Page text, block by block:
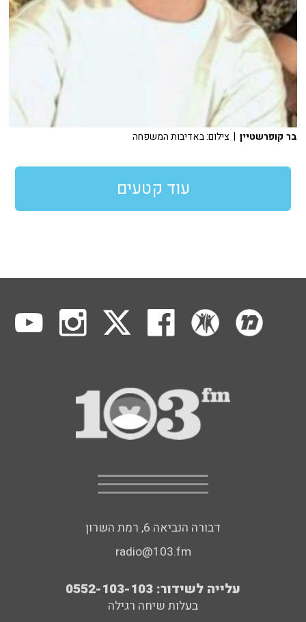
בר קופרשטיין | צילום: באדיבות המשפחה
עוד קטעים
דבורה הנביאה 6, רמת השרון
radio@103.fm
עלייה לשידור: 0552-103-103
בעלות שיחה רגילה